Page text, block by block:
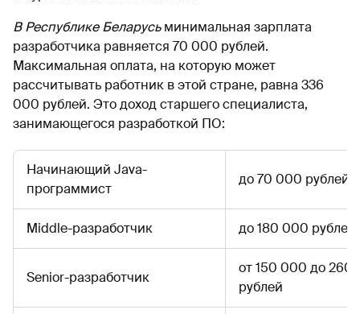
В Республике Беларусьминимальная зарплата
разработчика равняется 70 000 рублей.
Максимальная оплата, на которую может
рассчитывать работник в этой стране, равна 336
000 рублей. Это доход старшего специалиста,
занимающегося разработкой ПО:
Начинающий Java-
программист
до 70 000 рублей
Middle-разработчик до 180 000 рублей
Senior-разработчик
от 150 000 до 260
рублей